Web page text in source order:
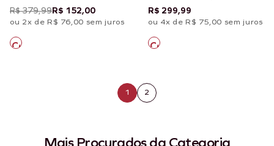
R$ 379,99R$ 152,00
ou 2x de R$ 76,00 sem juros
R$ 299,99
ou 4x de R$ 75,00 sem juros
1 2
Mais Procurados da Categoria